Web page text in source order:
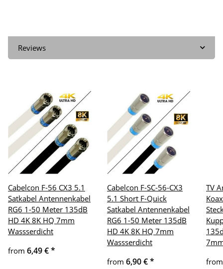
Reviews
Cabelcon F-56 CX3 5.1
Satkabel Antennenkabel
RG6 1-50 Meter 135dB
HD 4K 8K HQ 7mm
Wassserdicht
from 6,49 €*
Cabelcon F-SC-56-CX3
5.1 Short F-Quick
Satkabel Antennenkabel
RG6 1-50 Meter 135dB
HD 4K 8K HQ 7mm
Wassserdicht
from 6,90 €*
TV